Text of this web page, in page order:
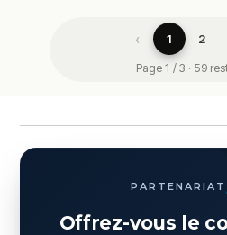
‹ 1 2
Page 1 / 3 · 59
PARTENARIAT
Offrez-vous le